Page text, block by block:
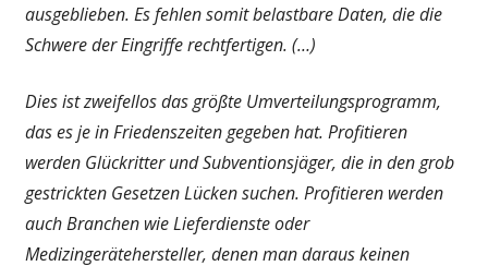
ausgeblieben. Es fehlen somit belastbare Daten, die die
Schwere der Eingriffe rechtfertigen. (…)
Dies ist zweifellos das größte Umverteilungsprogramm,
das es je in Friedenszeiten gegeben hat. Profitieren
werden Glückritter und Subventionsjäger, die in den grob
gestrickten Gesetzen Lücken suchen. Profitieren werden
auch Branchen wie Lieferdienste oder
Medizingerätehersteller, denen man daraus keinen